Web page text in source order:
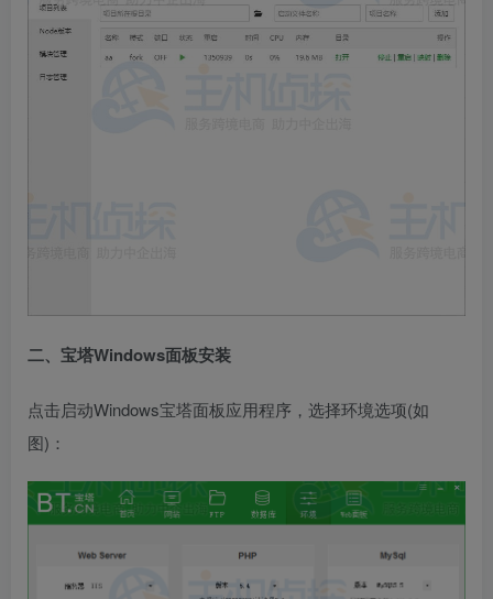
二、宝塔Windows面板安装
点击启动Windows宝塔面板应用程序，选择环境选项(如
图)：